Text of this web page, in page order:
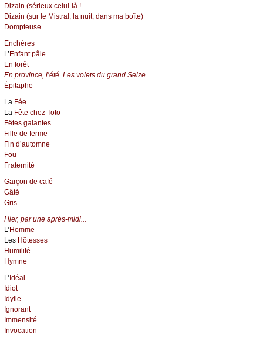
Dizain (sérieux celui-là !
Dizain (sur le Mistral, la nuit, dans ma boîte)
Dompteuse
Enchères
L’Enfant pâle
En forêt
En province, l’été. Les volets du grand Seize...
Épitaphe
La Fée
La Fête chez Toto
Fêtes galantes
Fille de ferme
Fin d’automne
Fou
Fraternité
Garçon de café
Gâté
Gris
Hier, par une après-midi...
L’Homme
Les Hôtesses
Humilité
Hymne
L’Idéal
Idiot
Idylle
Ignorant
Immensité
Invocation